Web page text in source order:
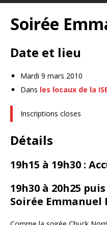
Soirée
Date et lieu
Mardi 9 mars 2010
Dans les locaux de la
Inscriptions closes
Détails
19h15 à 19h30 :
19h30 à 20h25
Soirée Emmanuel